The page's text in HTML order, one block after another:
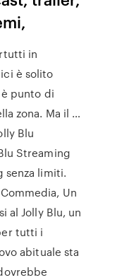
in
è solito
punto di
zona. Ma il …
Blu
Streaming
senza limiti.
Un
al Jolly Blu, un
tutti i
abituale sta